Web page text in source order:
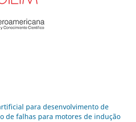
para desenvolvimento de
de falhas para motores de indução